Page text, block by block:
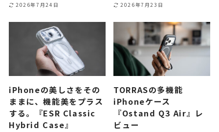
2026年7月24日 2026年7月23日
iPhoneの美しさをその
ままに、機能美をプラス
する。『ESR Classic
Hybrid Case』
TORRASの多機能
iPhoneケース
『Ostand Q3 Air』レ
ビュー